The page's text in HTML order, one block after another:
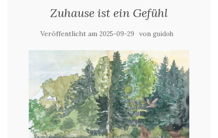
Zuhause ist ein Gefühl
Veröffentlicht am 2025-09-29 von guidoh